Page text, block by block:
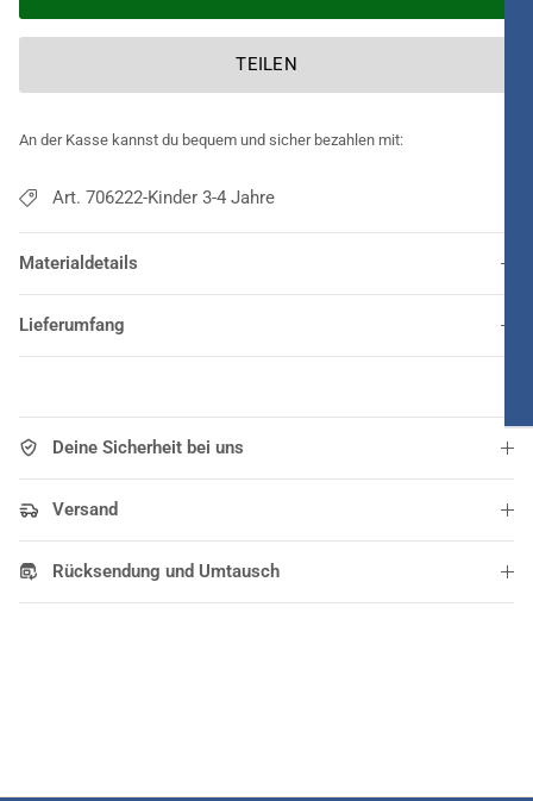
TEILEN
An der Kasse kannst du bequem und sicher bezahlen mit:
Art. 706222-Kinder 3-4 Jahre
Materialdetails
Lieferumfang
Deine Sicherheit bei uns
Versand
Rücksendung und Umtausch